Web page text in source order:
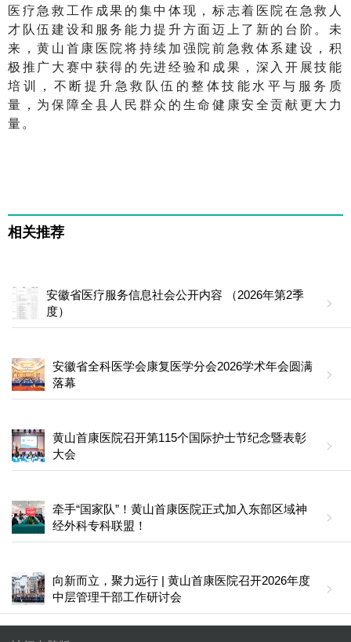
医疗急救工作成果的集中体现，标志着医院在急救人
才队伍建设和服务能力提升方面迈上了新的台阶。未
来，黄山首康医院将持续加强院前急救体系建设，积
极推广大赛中获得的先进经验和成果，深入开展技能
培训，不断提升急救队伍的整体技能水平与服务质
量，为保障全县人民群众的生命健康安全贡献更大力
量。
相关推荐
安徽省医疗服务信息社会公开内容 （2026年第2季
度）
安徽省全科医学会康复医学分会2026学术年会圆满
落幕
黄山首康医院召开第115个国际护士节纪念暨表彰
大会
牵手“国家队”！黄山首康医院正式加入东部区域神
经外科专科联盟！
向新而立，聚力远行 | 黄山首康医院召开2026年度
中层管理干部工作研讨会